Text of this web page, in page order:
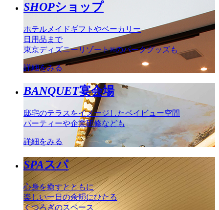
SHOPショップ
ホテルメイドギフトやベーカリー
日用品まで
東京ディズニーリゾート®のパークグッズも
詳細をみる
BANQUET宴会場
邸宅のテラスをイメージしたベイビュー空間
パーティーや企業研修なども
詳細をみる
SPAスパ
心身を癒すとともに
楽しい一日の余韻にひたる
くつろぎのスペース